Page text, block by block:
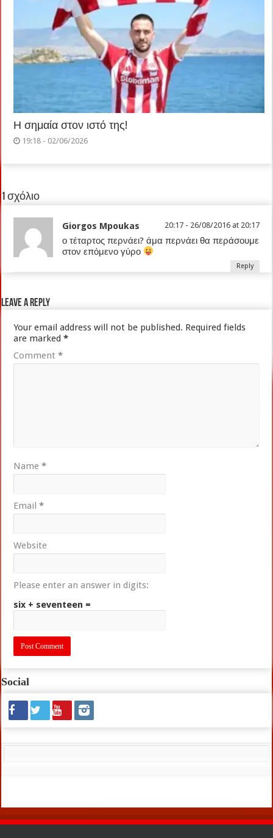
Η σημαία στον ιστό της!
19:18 - 02/06/2026
1 σχόλιο
Giorgos Mpoukas 20:17 - 26/08/2016 at 20:17
ο τέταρτος περνάει? άμα περνάει θα περάσουμε
στον επόμενο γύρο
Reply
Leave a Reply
Your email address will not be published. Required fields
are marked*
Comment*
Name*
Email*
Website
Please enter an answer in digits:
six + seventeen =
Social